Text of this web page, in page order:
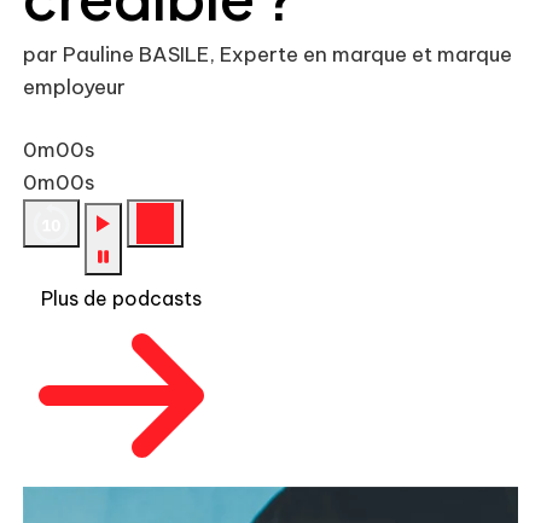
par Pauline BASILE, Experte en marque et marque
employeur
0m00s
0m00s
Plus de podcasts